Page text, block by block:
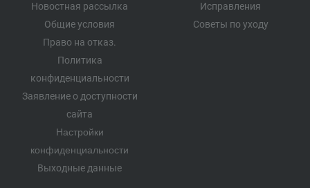
Новостная рассылка
Общие условия
Право на отказ.
Политика
конфиденциальности
Заявление о доступности
сайта
Настройки
конфиденциальности
Выходные данные
Исправления
Советы по уходу